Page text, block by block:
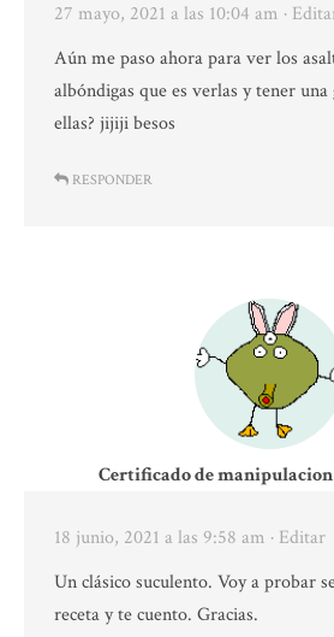
27 mayo, 2021 a las 10:04 am ·
Aún me paso ahora para ver los
albóndigas que es verlas y tener
ellas? jijiji besos
RESPONDER
Certificado de
18 junio, 2021 a las 9:58 am · Editar
Un clásico suculento. Voy a probar
receta y te cuento. Gracias.